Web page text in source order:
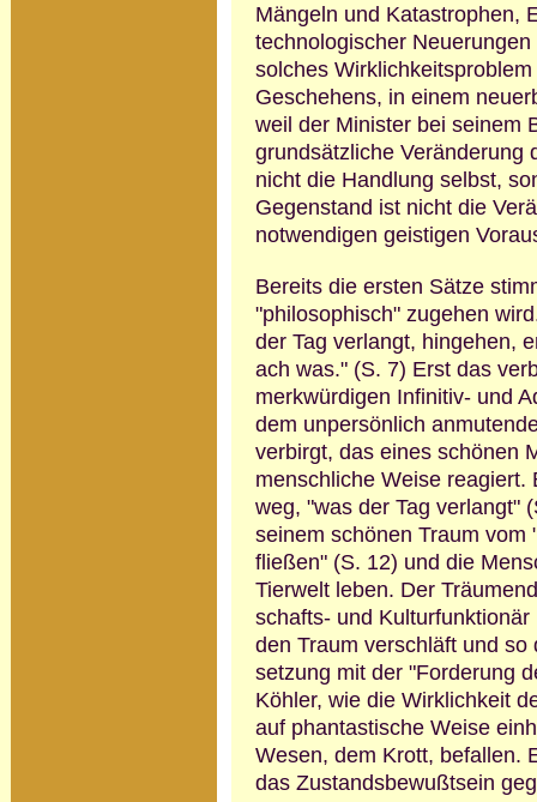
Mängeln und Katastrophen,
technologischer
solches
Geschehens, in einem
weil der Minister bei seinem
grundsätzliche Veränderung
nicht die Handlung selbst,
Gegenstand ist nicht die
notwen­digen geistigen
Bereits die ersten Sätze
"philoso­phisch" zugehen
der Tag ver­langt, hingehen,
ach was." (S. 7) Erst das
merkwürdigen Infinitiv- und
dem unpersönlich
verbirgt, das eines schönen
menschliche Weise
weg, "was der Tag verlangt"
seinem schönen Traum vom
flie­ßen" (S. 12) und die
Tierwelt leben. Der
schafts- und
den Traum verschläft und
setzung mit der "Forderung
Köhler, wie die Wirklichkeit
auf phantastische Weise
Wesen, dem Krott, befallen.
das Zustandsbewußtsein